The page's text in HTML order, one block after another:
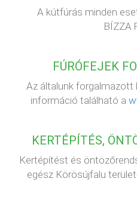
A kútfúrás minden
BÍZZA
FÚRÓFEJEK
Az általunk
információ található a
KERTÉPÍTÉS,
Kertépítést és
egész Körösújfalu